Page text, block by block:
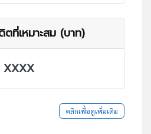
ตที่เหมาะสม (บาท)
XXXX
คลิกเพื่อดูเพิ่มเติม